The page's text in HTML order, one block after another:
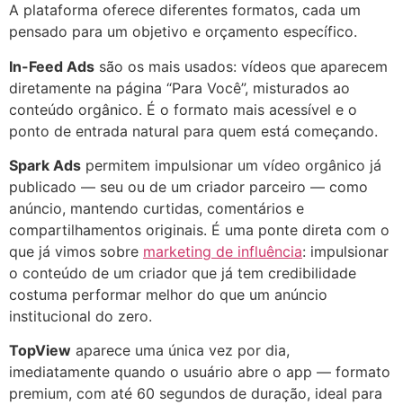
A plataforma oferece diferentes formatos, cada um
pensado para um objetivo e orçamento específico.
In-Feed Ads são os mais usados: vídeos que aparecem
diretamente na página “Para Você”, misturados ao
conteúdo orgânico. É o formato mais acessível e o
ponto de entrada natural para quem está começando.
Spark Ads permitem impulsionar um vídeo orgânico já
publicado — seu ou de um criador parceiro — como
anúncio, mantendo curtidas, comentários e
compartilhamentos originais. É uma ponte direta com o
que já vimos sobre marketing de influência: impulsionar
o conteúdo de um criador que já tem credibilidade
costuma performar melhor do que um anúncio
institucional do zero.
TopView aparece uma única vez por dia,
imediatamente quando o usuário abre o app — formato
premium, com até 60 segundos de duração, ideal para